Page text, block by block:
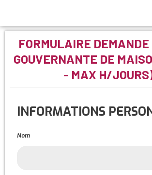
FORMULAIRE DEMANDE
GOUVERNANTE DE
- MAX H/
INFORMATIONS
Nom